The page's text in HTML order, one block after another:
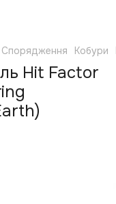
Спорядження Кобури
Hit Factor